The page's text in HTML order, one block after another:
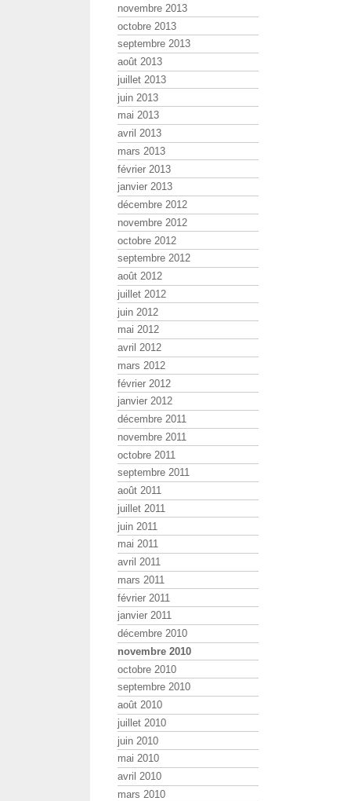
novembre 2013
octobre 2013
septembre 2013
août 2013
juillet 2013
juin 2013
mai 2013
avril 2013
mars 2013
février 2013
janvier 2013
décembre 2012
novembre 2012
octobre 2012
septembre 2012
août 2012
juillet 2012
juin 2012
mai 2012
avril 2012
mars 2012
février 2012
janvier 2012
décembre 2011
novembre 2011
octobre 2011
septembre 2011
août 2011
juillet 2011
juin 2011
mai 2011
avril 2011
mars 2011
février 2011
janvier 2011
décembre 2010
novembre 2010
octobre 2010
septembre 2010
août 2010
juillet 2010
juin 2010
mai 2010
avril 2010
mars 2010